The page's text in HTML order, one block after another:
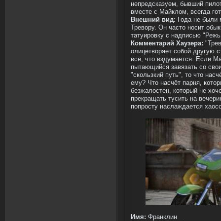
непредсказуем, бывший
вместе с Майклом, всегда
Внешний вид:
Года не
Тревору. Он часто носит
татуировку с надписью
Комментарий Хаузера:
олицетворяет собой другую
всё, что вздумается. Если
пытающийся завязать со
"скользкий путь", то что
ему? Что насчёт парня,
безжалостен, который не
прекращать тусить на
попросту наслаждается
Имя: Франклин